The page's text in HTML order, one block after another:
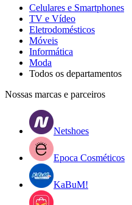
Celulares e Smartphones
TV e Vídeo
Eletrodomésticos
Móveis
Informática
Moda
Todos os departamentos
Nossas marcas e parceiros
Netshoes
Epoca Cosméticos
KaBuM!